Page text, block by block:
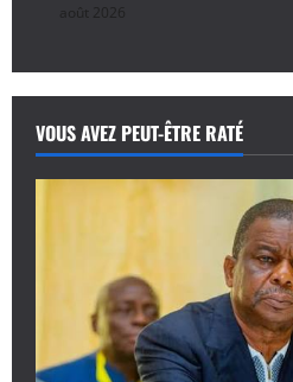
août 2026
VOUS AVEZ PEUT-ÊTRE RATÉ